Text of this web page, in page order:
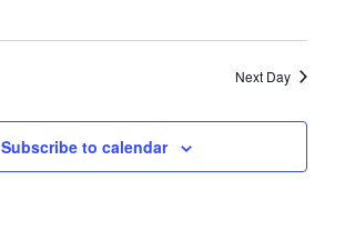
Next Day
Subscribe to calendar